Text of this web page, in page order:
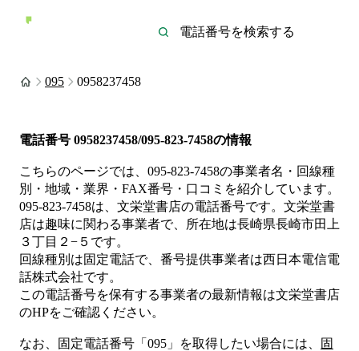
095 0958237458
電話番号 0958237458/095-823-7458の情報
こちらのページでは、 095-823-7458の事業者名・回線種
別・地域・業界・FAX番号・口コミを紹介しています。
095-823-7458は、 文栄堂書店の電話番号です。 文栄堂書
店は趣味に関わる事業者で、所在地は長崎県長崎市田上
３丁目２−５ です。
回線種別は固定電話で、番号提供事業者は西日本電信電
話株式会社です。
この電話番号を保有する事業者の最新情報は文栄堂書店
のHPをご確認ください。
なお、固定電話番号「 095 」を取得したい場合には、
固